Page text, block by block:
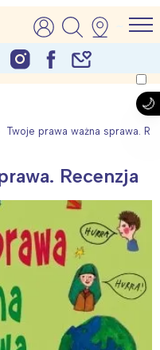
imprezy rodzinne
Twoje prawa ważna sprawa.
Recenzja